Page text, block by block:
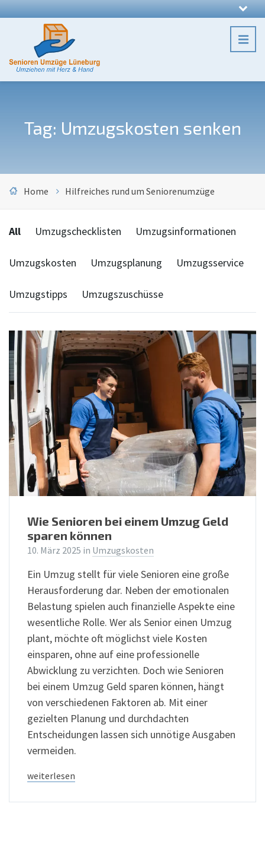
Tag: Umzugskosten senken
Home Hilfreiches rund um Seniorenumzüge
All Umzugschecklisten Umzugsinformationen
Umzugskosten Umzugsplanung Umzugsservice
Umzugstipps Umzugszuschüsse
Wie Senioren bei einem Umzug Geld
sparen können
10. März 2025 in Umzugskosten
Ein Umzug stellt für viele Senioren eine große
Herausforderung dar. Neben der emotionalen
Belastung spielen auch finanzielle Aspekte eine
wesentliche Rolle. Wer als Senior einen Umzug
plant, möchte oft möglichst viele Kosten
einsparen, ohne auf eine professionelle
Abwicklung zu verzichten. Doch wie Senioren
bei einem Umzug Geld sparen können, hängt
von verschiedenen Faktoren ab. Mit einer
gezielten Planung und durchdachten
Entscheidungen lassen sich unnötige Ausgaben
vermeiden.
weiterlesen